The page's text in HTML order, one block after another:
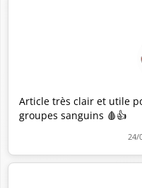
Article très clair et utile
groupes sanguins 🩸👍
24/